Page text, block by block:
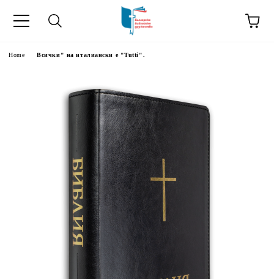
Home Всички" на италиански е "Tutti".